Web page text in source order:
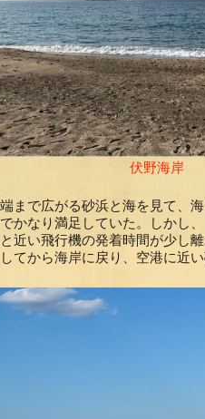
伏野海岸
まで広がる砂浜と海を見て、
かなり満足していた。しかし
近い飛行機の発着時間が少し
てから海岸に戻り、空港に近